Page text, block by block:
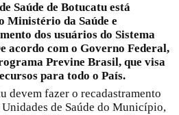
Saúde de Botucatu está
Ministério da Saúde e
dos usuários do Sistema
acordo com o Governo Federal,
Previne Brasil, que visa
para todo o País.
devem fazer o recadastramento
de Saúde do Município,